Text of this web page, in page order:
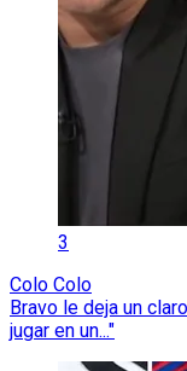
3
Colo Colo
Bravo le deja un
jugar en un..."